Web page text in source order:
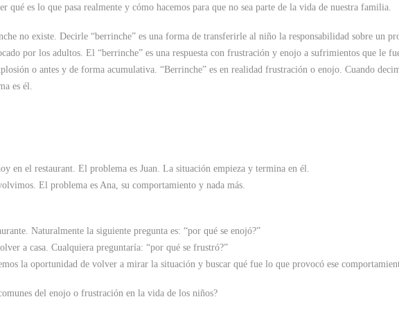
qué es lo que pasa realmente y cómo hacemos para que no sea parte de la vida de nuestra familia.
no existe. Decirle “berrinche” es una forma de transferirle al niño la responsabilidad sobre un
por los adultos. El “berrinche” es una respuesta con frustración y enojo a sufrimientos que le
o antes y de forma acumulativa. “Berrinche” es en realidad frustración o enojo. Cuando
es él.
en el restaurant. El problema es Juan. La situación empieza y termina en él.
El problema es Ana, su comportamiento y nada más.
Naturalmente la siguiente pregunta es: “por qué se enojó?”
a casa. Cualquiera preguntaría: “por qué se frustró?”
la oportunidad de volver a mirar la situación y buscar qué fue lo que provocó ese
del enojo o frustración en la vida de los niños?